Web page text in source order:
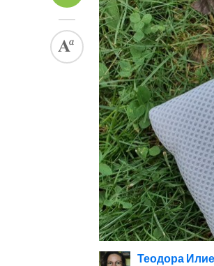
Теодора